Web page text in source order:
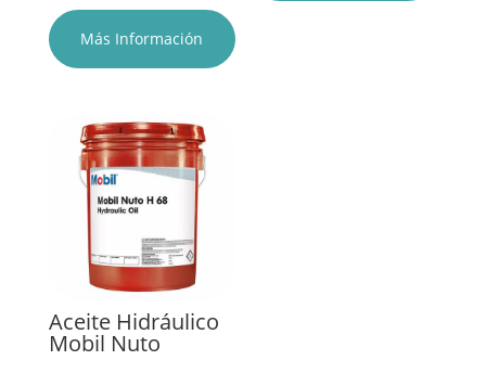
Más Información
Aceite Hidráulico
Mobil Nuto